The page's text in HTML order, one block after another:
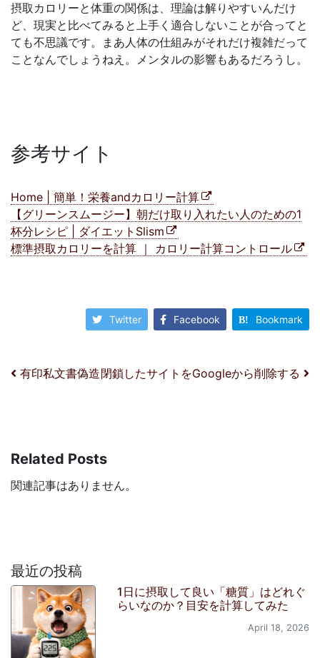
摂取カロリーと体重の関係は、理論は解りやすいんだけ
ど、現実と比べてみると上手く適合しないことが合ってと
ても不思議です。まあ人体の仕組みがそれだけ複雑だって
ことなんでしょうねえ。メンタルの影響もあるだろうし。
参考サイト
Home | 簡単！栄養andカロリー計算
【グリーンスムージー】朝だけ取り入れたい人のための1
杯分レシピ | ダイエットSlism
標準摂取カロリーを計算 ｜ カロリー計算コントロール
Twitter Facebook Bookmark
投稿ナビゲーション
有印私文書偽造閉鎖したサイトをGoogleから削除する
Related Posts
関連記事はありません。
最近の投稿
1日に摂取して良い「糖質」はどれぐ
らいなのか？目安を計算してみた
April 18, 2026